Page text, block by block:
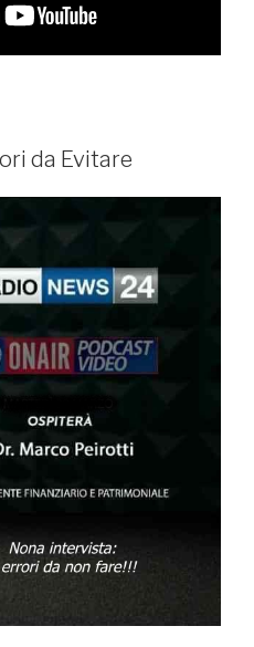
da Evitare